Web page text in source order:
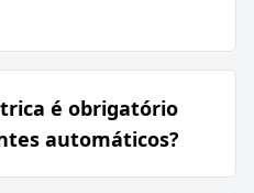
é obrigatório
automáticos?